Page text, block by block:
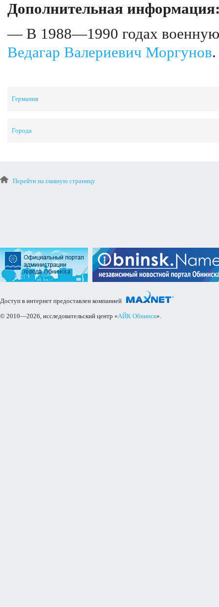
Дополнительная
— В 1988—1990 годах военную
Ведагар Валериевич Моргунов.
Германия
Города
Перейти на главную страницу
Доступ в интернет предоставлен компанией
© 2010—2026, исследовательский центр «АЙК Обнинск».